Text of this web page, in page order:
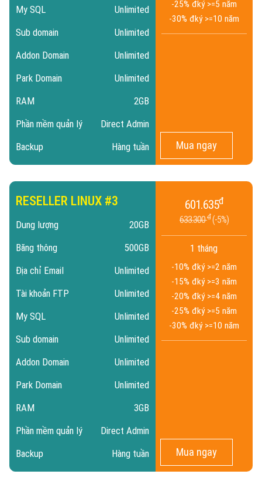
My SQL
Unlimited
Sub domain
Unlimited
Addon Domain
Unlimited
Park Domain
Unlimited
RAM
2GB
Phần mềm quản lý
Direct Admin
Backup
Hàng tuần
-25% đký >=5 năm
-30% đký >=10 năm
Mua ngay
RESELLER LINUX #3
Dung lượng
20GB
Băng thông
500GB
Địa chỉ Email
Unlimited
Tài khoản FTP
Unlimited
My SQL
Unlimited
Sub domain
Unlimited
Addon Domain
Unlimited
Park Domain
Unlimited
RAM
3GB
Phần mềm quản lý
Direct Admin
Backup
Hàng tuần
601.635đ
633.300đ 5%
1 tháng
-10% đký >=2 năm
-15% đký >=3 năm
-20% đký >=4 năm
-25% đký >=5 năm
-30% đký >=10 năm
Mua ngay